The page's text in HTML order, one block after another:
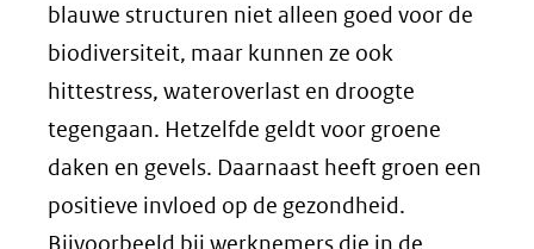
blauwe structuren niet alleen goed voor de
biodiversiteit, maar kunnen ze ook
hittestress, wateroverlast en droogte
tegengaan. Hetzelfde geldt voor groene
daken en gevels. Daarnaast heeft groen een
positieve invloed op de gezondheid.